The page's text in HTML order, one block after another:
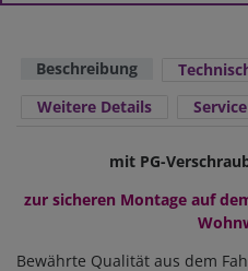
Beschreibung
Weitere Details
Service
mit PG-
zur sicheren Montage auf
Bewährte Qualität aus dem